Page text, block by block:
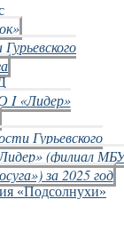
I «Лидер»
Гурьевского
(филиал
за 2025 год
«Подсолнухи»